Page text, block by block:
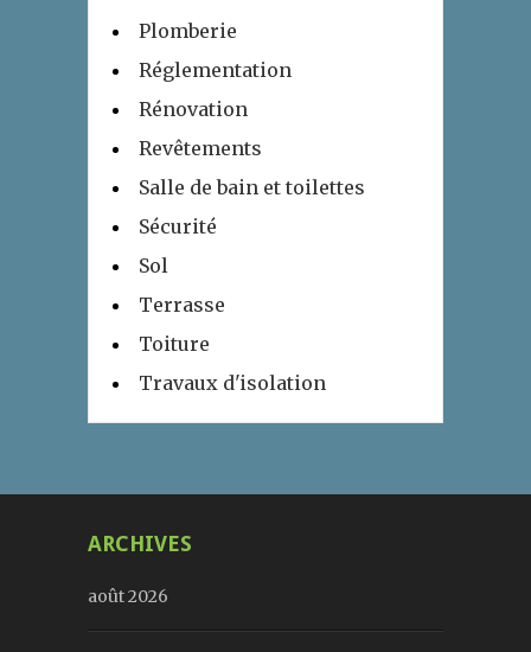
Plomberie
Réglementation
Rénovation
Revêtements
Salle de bain et toilettes
Sécurité
Sol
Terrasse
Toiture
Travaux d'isolation
ARCHIVES
août 2026